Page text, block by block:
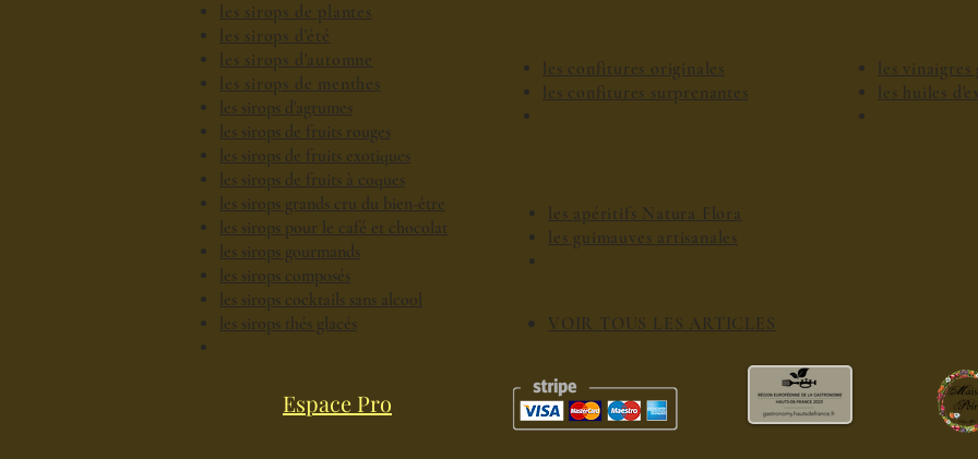
les sirops de plantes
les sirops d'été
les sirops d'automne
les sirops de menthes
les sirops d'agrumes
les sirops de fruits rouges
les sirops de fruits exotiques
les sirops de fruits à coques
les sirops grands cru du bien-être
les sirops pour le café et chocolat
les sirops gourmands
les sirops composés
les sirops cocktails sans alcool
les sirops thés glacés
les confitures originales
les confitures surprenantes
les apéritifs Natura Flora
les guimauves artisanales
VOIR TOUS LES ARTICLES
les vinaigres
les huiles
Espace Pro